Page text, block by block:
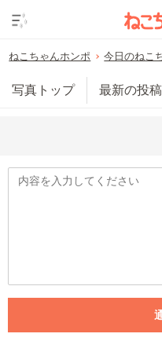
ねこちゃんホンポ 今日のねこ
写真トップ 最新の投稿